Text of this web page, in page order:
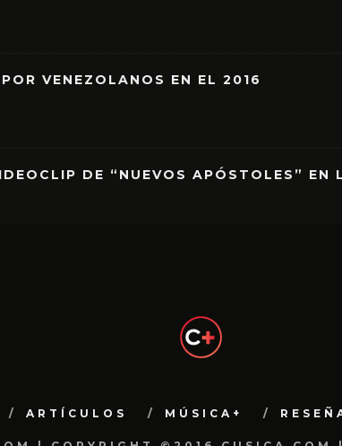
VENEZOLANOS EN EL 2016
DE “NUEVOS APÓSTOLES” EN
ARTÍCULOS MÚSICA+